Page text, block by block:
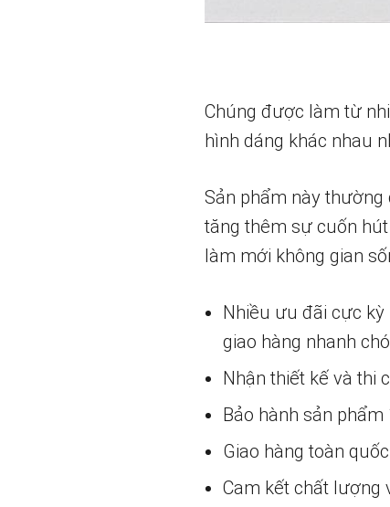
Chúng được làm từ
hình dáng khác nhau
Sản phẩm này
tăng thêm sự cuốn
làm mới không gian
Nhiều ưu đãi cực
giao hàng nhanh
Nhận thiết kế và thi
Bảo hành sản
Giao hàng toàn
Cam kết chất lượng